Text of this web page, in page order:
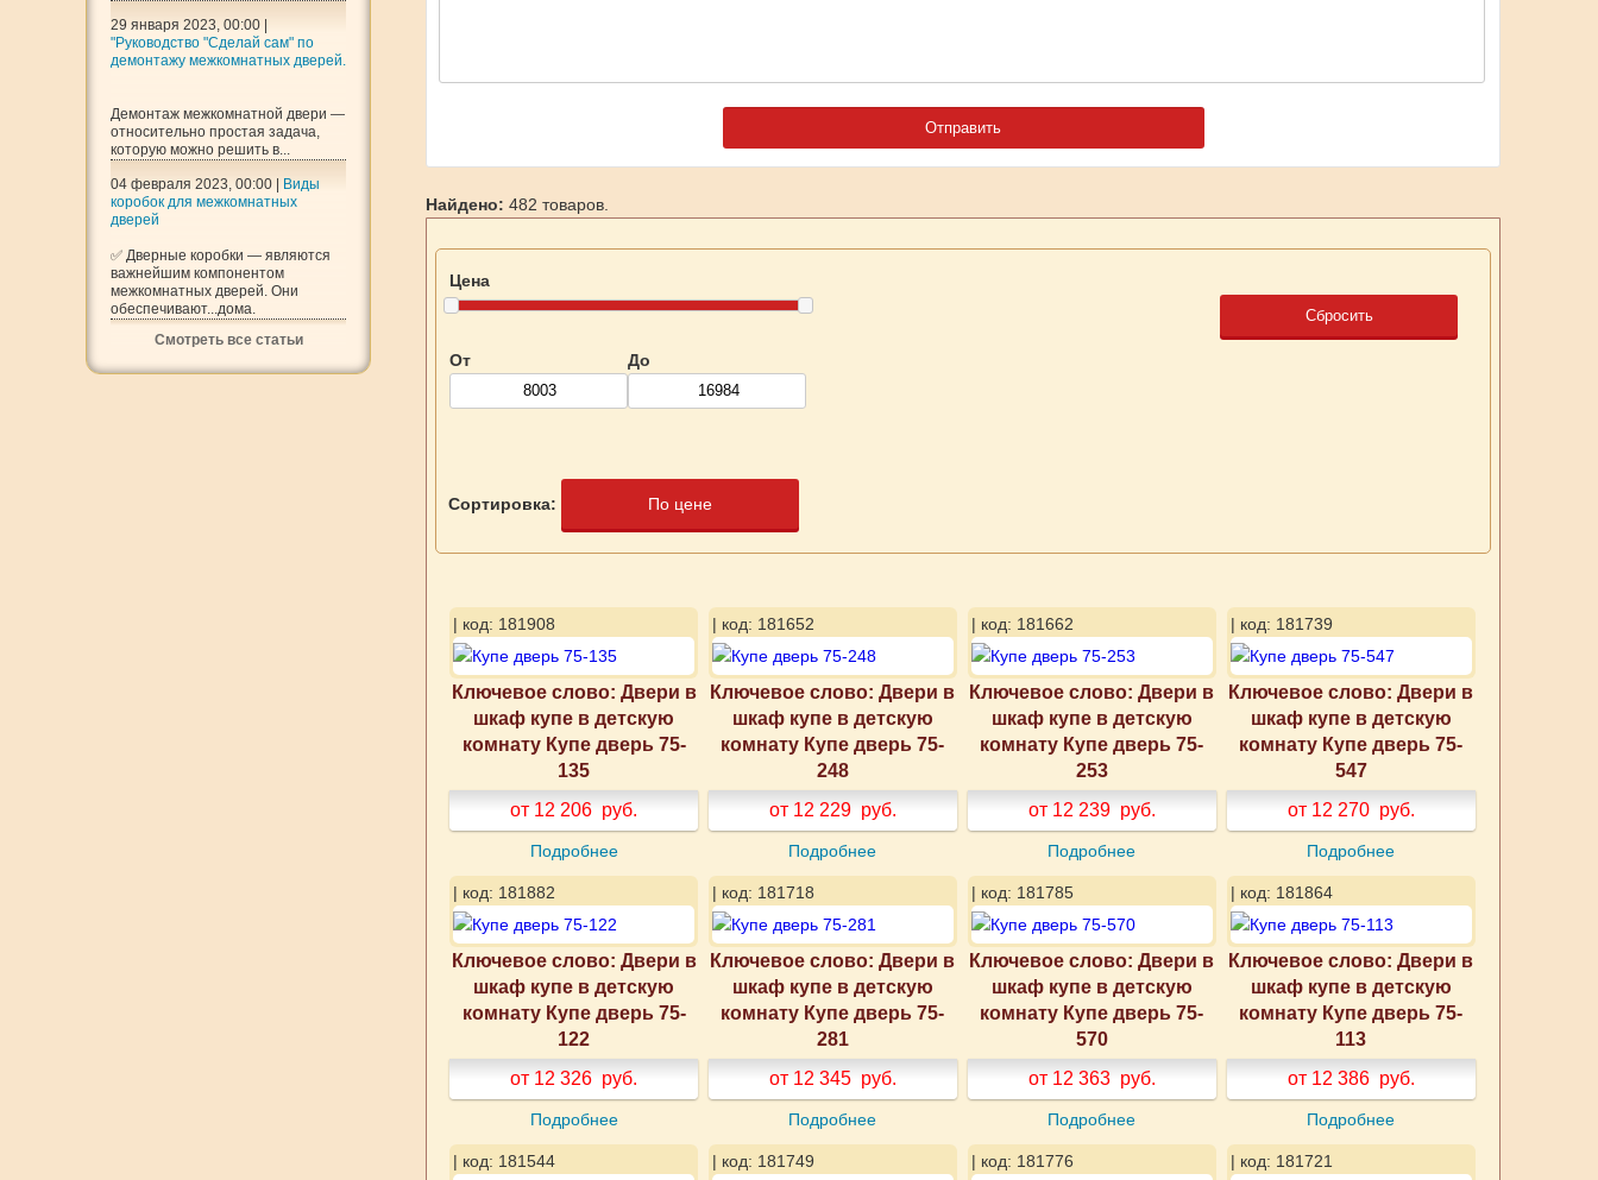
29 января 2023, 00:00 |
"Руководство "Сделай сам" по
демонтажу межкомнатных дверей.
Демонтаж межкомнатной двери —
относительно простая задача,
которую можно решить в...
04 февраля 2023, 00:00 |
Виды
коробок для межкомнатных
дверей
✅ Дверные коробки — являются
важнейшим компонентом
межкомнатных дверей. Они
обеспечивают...дома.
Смотреть все статьи
Найдено: 482 товаров.
Цена
От До
Сбросить
Сортировка: По цене
| код: 181908
Ключевое слово: Двери в
шкаф купе в детскую
комнату Купе дверь 75-
135
от 12 206 руб.
Подробнее
| код: 181652
Ключевое слово: Двери в
шкаф купе в детскую
комнату Купе дверь 75-
248
от 12 229 руб.
Подробнее
| код: 181662
Ключевое слово: Двери в
шкаф купе в детскую
комнату Купе дверь 75-
253
от 12 239 руб.
Подробнее
| код: 181739
Ключевое слово: Двери в
шкаф купе в детскую
комнату Купе дверь 75-
547
от 12 270 руб.
Подробнее
| код: 181882
Ключевое слово: Двери в
шкаф купе в детскую
комнату Купе дверь 75-
122
от 12 326 руб.
Подробнее
| код: 181718
Ключевое слово: Двери в
шкаф купе в детскую
комнату Купе дверь 75-
281
от 12 345 руб.
Подробнее
| код: 181785
Ключевое слово: Двери в
шкаф купе в детскую
комнату Купе дверь 75-
570
от 12 363 руб.
Подробнее
| код: 181864
Ключевое слово: Двери в
шкаф купе в детскую
комнату Купе дверь 75-
113
от 12 386 руб.
Подробнее
| код: 181544 | код: 181749 | код: 181776 | код: 181721